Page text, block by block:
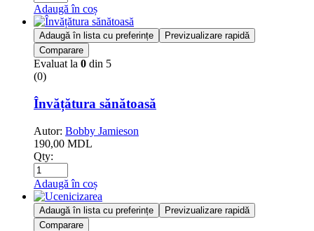
Adaugă în coș
Adaugă în lista cu preferințe
Previzualizare rapidă
Comparare
Evaluat la 0 din 5
(0)
Învățătura sănătoasă
Autor: Bobby Jamieson
190,00 MDL
Qty:
Adaugă în coș
Adaugă în lista cu preferințe
Previzualizare rapidă
Comparare